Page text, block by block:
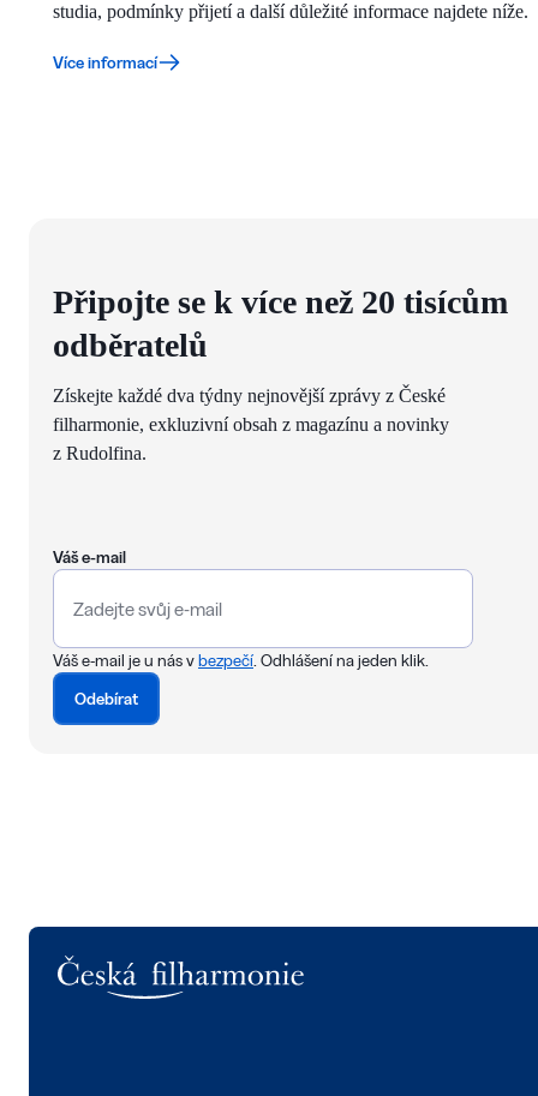
studia, podmínky přijetí a další důležité informace najdete níže.
Více informací
Připojte se k více než 20 tisícům
odběratelů
Získejte každé dva týdny nejnovější zprávy z České
filharmonie, exkluzivní obsah z magazínu a novinky
z Rudolfina.
Váš e-mail
Váš e-mail je u nás vbezpečí . Odhlášení na jeden klik.
Odebírat